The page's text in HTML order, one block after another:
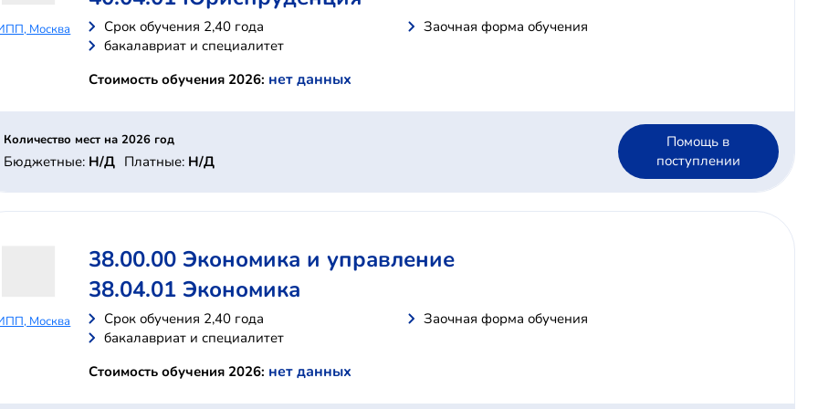
Москва Cрок обучения 2,40 года
Заочная форма обучения
бакалавриат и специалитет
Стоимость обучения 2026: нет данных
Количество мест на 2026 год
Бюджетные: Н/Д Платные: Н/Д
Помощь в
поступлении
Москва
38.00.00 Экономика и управление
38.04.01 Экономика
Cрок обучения 2,40 года
Заочная форма обучения
бакалавриат и специалитет
Стоимость обучения 2026: нет данных